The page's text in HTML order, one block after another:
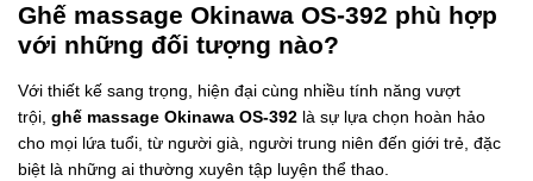
Ghế massage Okinawa OS-392 phù hợp
với những đối tượng nào?
Với thiết kế sang trọng, hiện đại cùng nhiều tính năng vượt
trội, ghế massage Okinawa OS-392 là sự lựa chọn hoàn hảo
cho mọi lứa tuổi, từ người già, người trung niên đến giới trẻ, đặc
biệt là những ai thường xuyên tập luyện thể thao.